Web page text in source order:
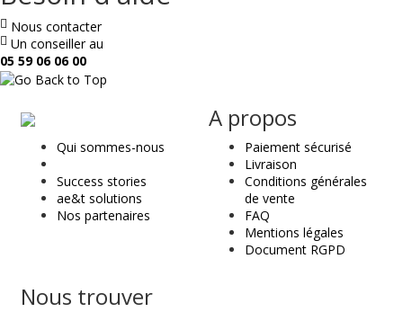
Nous contacter
Un conseiller au
05 59 06 06 00
ae
&
t
Qui sommes-nous
Success stories
ae&t solutions
Nos partenaires
A propos
Paiement sécurisé
Livraison
Conditions générales
de vente
FAQ
Mentions légales
Document RGPD
Nous trouver